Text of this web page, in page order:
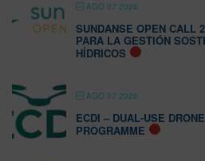
AGO 07 2026
SUNDANSE OPEN CALL
PARA LA GESTIÓN
HÍDRICOS
AGO 07 2026
ECDI – DUAL-USE
PROGRAMME